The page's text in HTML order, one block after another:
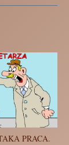
PRACA.